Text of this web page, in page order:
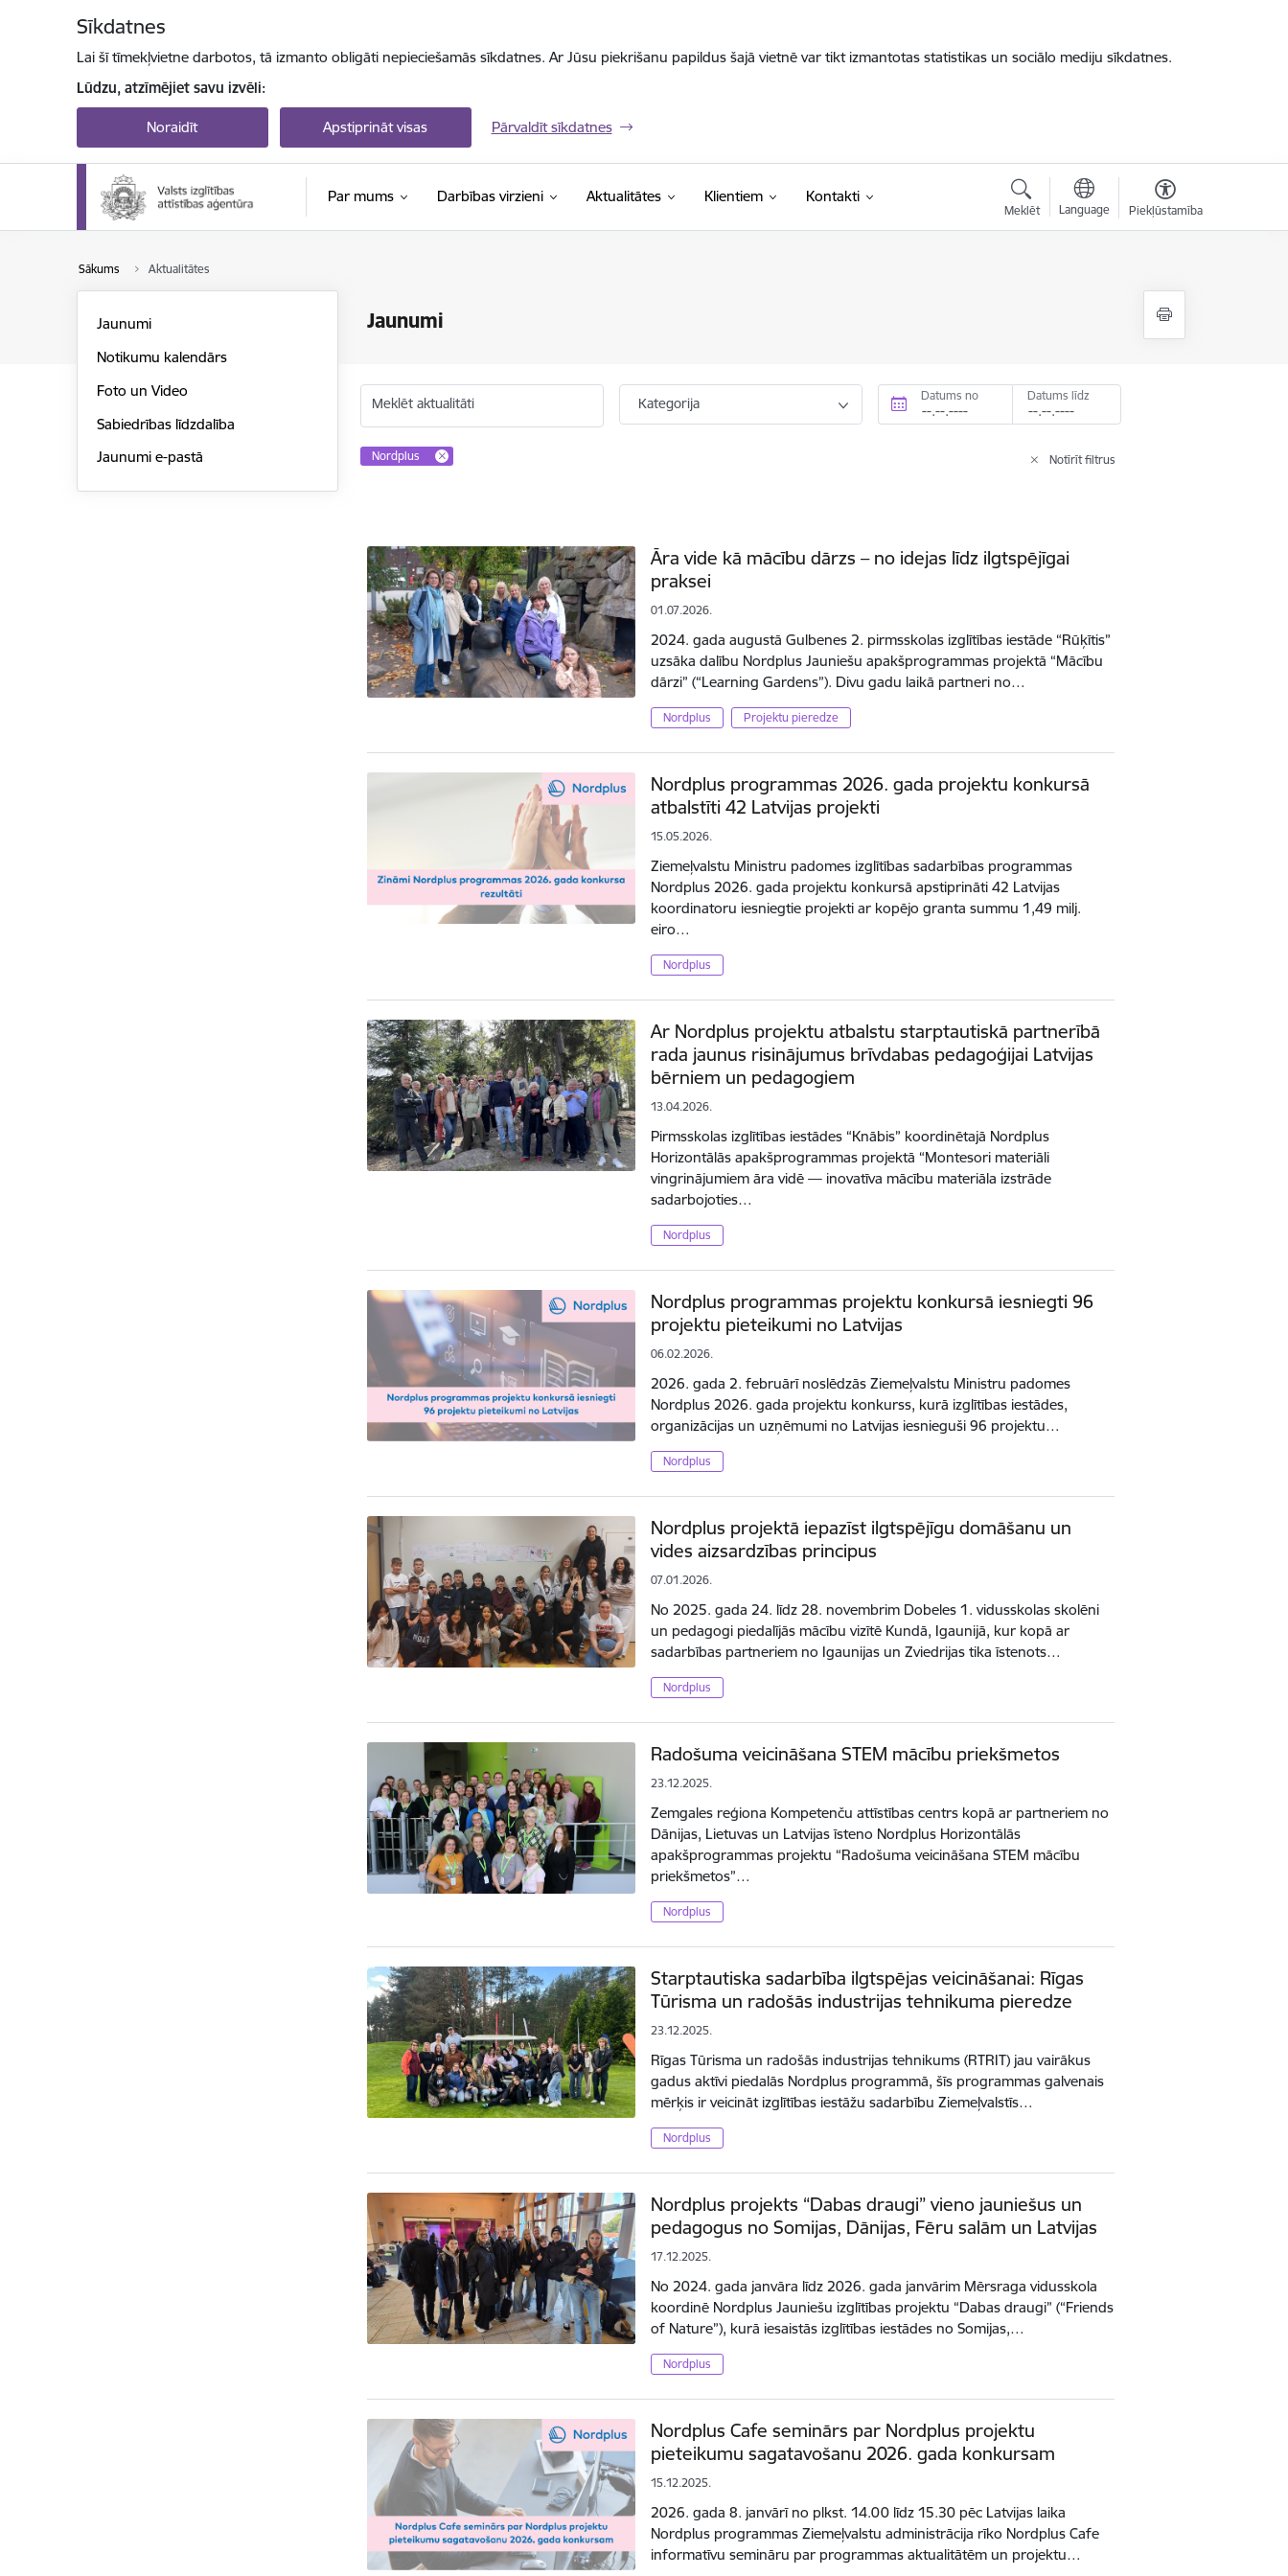
Sīkdatnes
Lai šī tīmekļvietne darbotos, tā izmanto obligāti nepieciešamās sīkdatnes. Ar Jūsu piekrišanu papildus šajā vietnē var tikt izmantotas statistikas un sociālo mediju sīkdatnes.
Lūdzu, atzīmējiet savu izvēli:
Noraidīt Apstiprināt visas Pārvaldīt sīkdatnes
Par mums Darbības virzieni Aktualitātes Klientiem Kontakti
Meklēt Language Piekļūstamība
Sākums Aktualitātes
Jaunumi
Jaunumi
Notikumu kalendārs
Foto un Video
Sabiedrības līdzdalība
Jaunumi e-pastā
Meklēt aktualitāti Kategorija Datums no Datums līdz
Nordplus Notīrīt filtrus
Āra vide kā mācību dārzs – no idejas līdz ilgtspējīgai
praksei
01.07.2026.
2024. gada augustā Gulbenes 2. pirmsskolas izglītības iestāde “Rūķītis”
uzsāka dalību Nordplus Jauniešu apakšprogrammas projektā “Mācību
dārzi” (“Learning Gardens”). Divu gadu laikā partneri no…
Nordplus Projektu pieredze
Nordplus programmas 2026. gada projektu konkursā
atbalstīti 42 Latvijas projekti
15.05.2026.
Ziemeļvalstu Ministru padomes izglītības sadarbības programmas
Nordplus 2026. gada projektu konkursā apstiprināti 42 Latvijas
koordinatoru iesniegtie projekti ar kopējo granta summu 1,49 milj.
eiro…
Nordplus
Ar Nordplus projektu atbalstu starptautiskā partnerībā
rada jaunus risinājumus brīvdabas pedagoģijai Latvijas
bērniem un pedagogiem
13.04.2026.
Pirmsskolas izglītības iestādes “Knābis” koordinētajā Nordplus
Horizontālās apakšprogrammas projektā “Montesori materiāli
vingrinājumiem āra vidē — inovatīva mācību materiāla izstrāde
sadarbojoties…
Nordplus
Nordplus programmas projektu konkursā iesniegti 96
projektu pieteikumi no Latvijas
06.02.2026.
2026. gada 2. februārī noslēdzās Ziemeļvalstu Ministru padomes
Nordplus 2026. gada projektu konkurss, kurā izglītības iestādes,
organizācijas un uzņēmumi no Latvijas iesnieguši 96 projektu…
Nordplus
Nordplus projektā iepazīst ilgtspējīgu domāšanu un
vides aizsardzības principus
07.01.2026.
No 2025. gada 24. līdz 28. novembrim Dobeles 1. vidusskolas skolēni
un pedagogi piedalījās mācību vizītē Kundā, Igaunijā, kur kopā ar
sadarbības partneriem no Igaunijas un Zviedrijas tika īstenots…
Nordplus
Radošuma veicināšana STEM mācību priekšmetos
23.12.2025.
Zemgales reģiona Kompetenču attīstības centrs kopā ar partneriem no
Dānijas, Lietuvas un Latvijas īsteno Nordplus Horizontālās
apakšprogrammas projektu “Radošuma veicināšana STEM mācību
priekšmetos”…
Nordplus
Starptautiska sadarbība ilgtspējas veicināšanai: Rīgas
Tūrisma un radošās industrijas tehnikuma pieredze
23.12.2025.
Rīgas Tūrisma un radošās industrijas tehnikums (RTRIT) jau vairākus
gadus aktīvi piedalās Nordplus programmā, šīs programmas galvenais
mērķis ir veicināt izglītības iestāžu sadarbību Ziemeļvalstīs…
Nordplus
Nordplus projekts “Dabas draugi” vieno jauniešus un
pedagogus no Somijas, Dānijas, Fēru salām un Latvijas
17.12.2025.
No 2024. gada janvāra līdz 2026. gada janvārim Mērsraga vidusskola
koordinē Nordplus Jauniešu izglītības projektu “Dabas draugi” (“Friends
of Nature”), kurā iesaistās izglītības iestādes no Somijas,…
Nordplus
Nordplus Cafe seminārs par Nordplus projektu
pieteikumu sagatavošanu 2026. gada konkursam
15.12.2025.
2026. gada 8. janvārī no plkst. 14.00 līdz 15.30 pēc Latvijas laika
Nordplus programmas Ziemeļvalstu administrācija rīko Nordplus Cafe
informatīvu semināru par programmas aktualitātēm un projektu…